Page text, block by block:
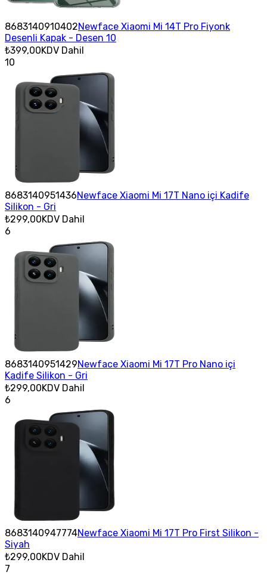
8683140910402Newface Xiaomi Mi 14T Pro Fiyonk
Desenli Kapak - Desen 10
₺399,00KDV Dahil
10
8683140951436Newface Xiaomi Mi 17T Nano içi Kadife
Silikon - Gri
₺299,00KDV Dahil
6
8683140951429Newface Xiaomi Mi 17T Pro Nano içi
Kadife Silikon - Gri
₺299,00KDV Dahil
6
8683140947774Newface Xiaomi Mi 17T Pro First Silikon -
Siyah
₺299,00KDV Dahil
7